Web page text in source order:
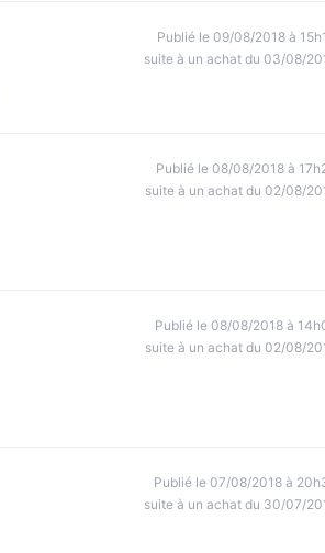
Publié le 09/08/2018 à
suite à un achat du 03/08/
Publié le 08/08/2018 à
suite à un achat du 02/08/
Publié le 08/08/2018 à
suite à un achat du 02/08/
Publié le 07/08/2018 à
suite à un achat du 30/07/